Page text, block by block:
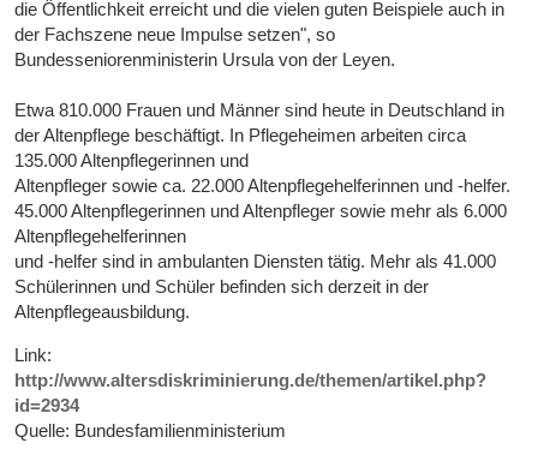
die Öffentlichkeit erreicht und die vielen guten Beispiele auch in
der Fachszene neue Impulse setzen", so
Bundesseniorenministerin Ursula von der Leyen.
Etwa 810.000 Frauen und Männer sind heute in Deutschland in
der Altenpflege beschäftigt. In Pflegeheimen arbeiten circa
135.000 Altenpflegerinnen und
Altenpfleger sowie ca. 22.000 Altenpflegehelferinnen und -helfer.
45.000 Altenpflegerinnen und Altenpfleger sowie mehr als 6.000
Altenpflegehelferinnen
und -helfer sind in ambulanten Diensten tätig. Mehr als 41.000
Schülerinnen und Schüler befinden sich derzeit in der
Altenpflegeausbildung.
Link:
http://www.altersdiskriminierung.de/themen/artikel.php?
id=2934
Quelle: Bundesfamilienministerium